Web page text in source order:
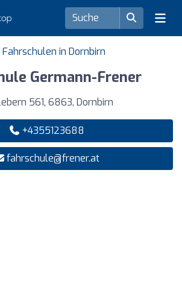
Fahrschulen in Dornbirn
Germann-Frener
561, 6863, Dornbirn
+4355123688
fahrschule@frener.at